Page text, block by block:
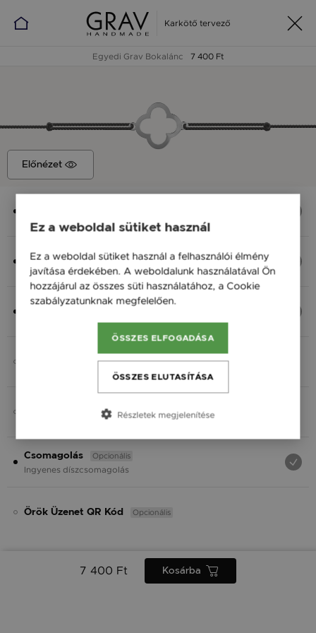
Karkötő tervező
Egyedi Grav Bokalánc 7 400 Ft
Előnézet
Ezüst 925, S - 20 cm
7 400 Ft
Fonal
Opcionális
Opcionális
Csomagolás Opcionális
Ingyenes díszcsomagolás
Örök Üzenet QR Kód Opcionális
7 400 Ft Kosárba
Ez a weboldal sütiket használ
Ez a weboldal sütiket használ a felhasználói élmény
javítása érdekében. A weboldalunk használatával Ön
hozzájárul az összes süti használatához, a Cookie
szabályzatunknak megfelelően.
ÖSSZES ELFOGADÁSA
ÖSSZES ELUTASÍTÁSA
Részletek megjelenítése